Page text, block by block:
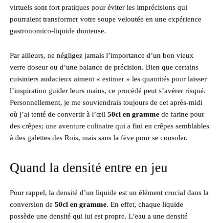
virtuels sont fort pratiques pour éviter les imprécisions qui
pourraient transformer votre soupe veloutée en une expérience
gastronomico-liquide douteuse.
Par ailleurs, ne négligez jamais l’importance d’un bon vieux
verre doseur ou d’une balance de précision. Bien que certains
cuisiniers audacieux aiment « estimer » les quantités pour laisser
l’inspiration guider leurs mains, ce procédé peut s’avérer risqué.
Personnellement, je me souviendrais toujours de cet après-midi
où j’ai tenté de convertir à l’œil 50cl en gramme de farine pour
des crêpes; une aventure culinaire qui a fini en crêpes semblables
à des galettes des Rois, mais sans la fève pour se consoler.
Quand la densité entre en jeu
Pour rappel, la densité d’un liquide est un élément crucial dans la
conversion de 50cl en gramme. En effet, chaque liquide
possède une densité qui lui est propre. L’eau a une densité